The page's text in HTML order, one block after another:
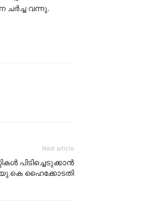
ചര്‍ച്ച വന്നു.
Next article
പിടിച്ചെടുക്കാന്‍
ഹൈക്കോടതി